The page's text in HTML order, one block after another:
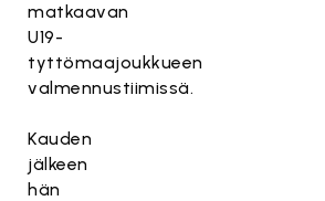
matkaavan
U19-
tyttömaajoukkueen
valmennustiimissä.
Kauden
jälkeen
hän